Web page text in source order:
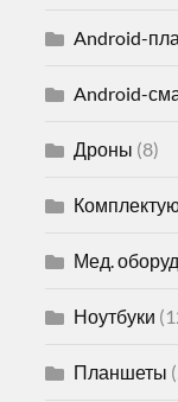
Android-
Android-
Дроны (8)
Мед.
Ноутбуки
Планшеты